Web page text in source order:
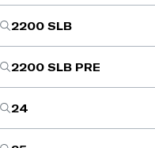
2200 SLB
2200 SLB PRE
24